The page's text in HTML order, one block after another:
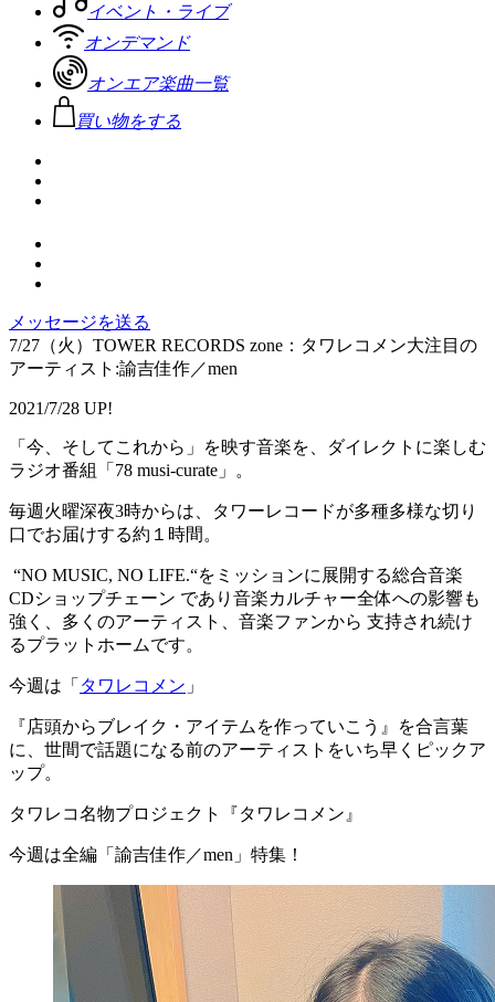
イベント・ライブ
オンデマンド
オンエア楽曲一覧
買い物をする
メッセージを送る
7/27（火）TOWER RECORDS zone：タワレコメン大注目の
アーティスト:諭吉佳作／men
2021/7/28 UP!
「今、そしてこれから」を映す音楽を、ダイレクトに楽しむ
ラジオ番組「78 musi-curate」。
毎週火曜深夜3時からは、タワーレコードが多種多様な切り
口でお届けする約１時間。
“NO MUSIC, NO LIFE.“をミッションに展開する総合音楽
CDショップチェーン であり音楽カルチャー全体への影響も
強く、多くのアーティスト、音楽ファンから 支持され続け
るプラットホームです。
今週は「 タワレコメン 」
『店頭からブレイク・アイテムを作っていこう』を合言葉
に、世間で話題になる前のアーティストをいち早くピックア
ップ。
タワレコ名物プロジェクト『タワレコメン』
今週は全編「諭吉佳作／men」特集！